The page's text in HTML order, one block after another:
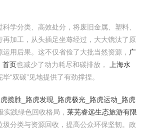
学分类、高效处分，将废旧金属、塑料、
再加工，从头插足坐蓐经过，大大镌汰了原
用后果。这不仅省俭了大批当然资源， 广
首页也减少了动力耗尽和碳排放，
上海水
毕“双碳”见地提供了有劲撑捏。
揽胜_路虎发现_路虎极光_路虎运动_路虎
实践绿色回收格局， 莱芜睿远生态旅游有限
圾分类与资源回收，提高公众环保坚韧。政